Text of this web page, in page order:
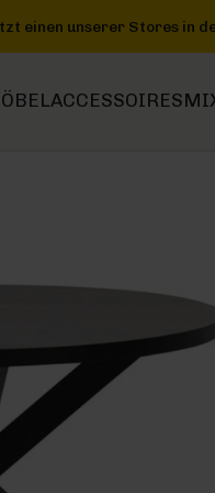
-Zum
ACCESSOIRES